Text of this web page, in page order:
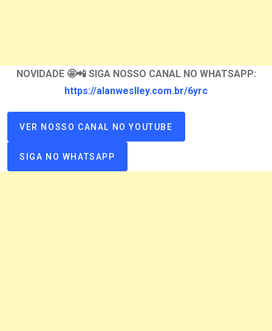
NOVIDADE 🤩📲 SIGA NOSSO CANAL NO WHATSAPP:
https://alanweslley.com.br/6yrc
VER NOSSO CANAL NO YOUTUBE
SIGA NO WHATSAPP